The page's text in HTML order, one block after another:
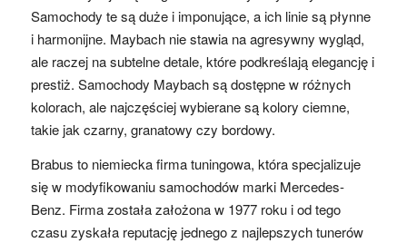
Samochody te są duże i imponujące, a ich linie są płynne
i harmonijne. Maybach nie stawia na agresywny wygląd,
ale raczej na subtelne detale, które podkreślają elegancję i
prestiż. Samochody Maybach są dostępne w różnych
kolorach, ale najczęściej wybierane są kolory ciemne,
takie jak czarny, granatowy czy bordowy.
Brabus to niemiecka firma tuningowa, która specjalizuje
się w modyfikowaniu samochodów marki Mercedes-
Benz. Firma została założona w 1977 roku i od tego
czasu zyskała reputację jednego z najlepszych tunerów